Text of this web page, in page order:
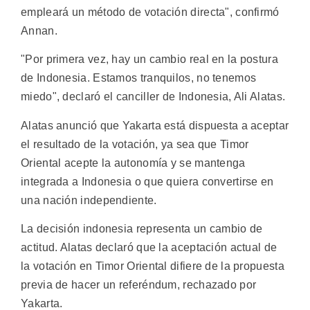
empleará un método de votación directa", confirmó
Annan.
"Por primera vez, hay un cambio real en la postura
de Indonesia. Estamos tranquilos, no tenemos
miedo", declaró el canciller de Indonesia, Ali Alatas.
Alatas anunció que Yakarta está dispuesta a aceptar
el resultado de la votación, ya sea que Timor
Oriental acepte la autonomía y se mantenga
integrada a Indonesia o que quiera convertirse en
una nación independiente.
La decisión indonesia representa un cambio de
actitud. Alatas declaró que la aceptación actual de
la votación en Timor Oriental difiere de la propuesta
previa de hacer un referéndum, rechazado por
Yakarta.